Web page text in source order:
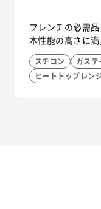
フレンチの必需
本性能の高さに満
スチコン ガス
ヒートトップレン